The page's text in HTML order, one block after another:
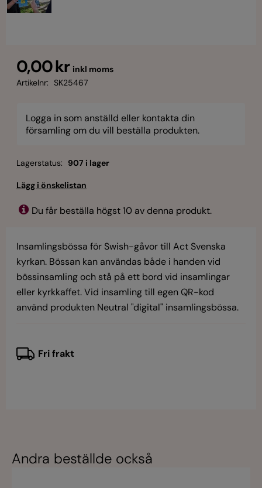
0,00 kr inkl moms
Artikelnr: SK25467
Logga in som anställd eller kontakta din
församling om du vill beställa produkten.
Lagerstatus: 907 i lager
Du får beställa högst 10 av denna produkt.
Insamlingsbössa för Swish-gåvor till Act Svenska
kyrkan. Bössan kan användas både i handen vid
bössinsamling och stå på ett bord vid insamlingar
eller kyrkkaffet. Vid insamling till egen QR-kod
använd produkten Neutral "digital" insamlingsbössa.
Fri frakt
Andra beställde också